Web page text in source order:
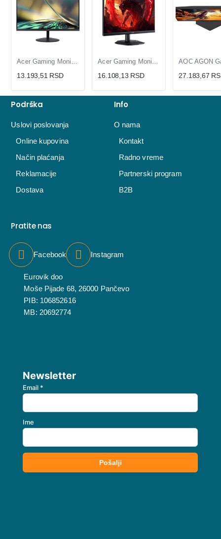
13.193,51 RSD 16.108,13 RSD 27.183,67
Podrška
Uslovi poslovanja
Online kupovina
Način plaćanja
Reklamacije
Dostava
Info
O nama
Kontakt
Radno vreme
Partnerski program
B2B
Pratite nas
Facebook Instagram
Eurovik doo
Moše Pijade 68, 26000 Pančevo
PIB: 106852616
MB: 20692774